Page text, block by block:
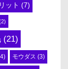
ット (7)
(21)
モウダス (3)